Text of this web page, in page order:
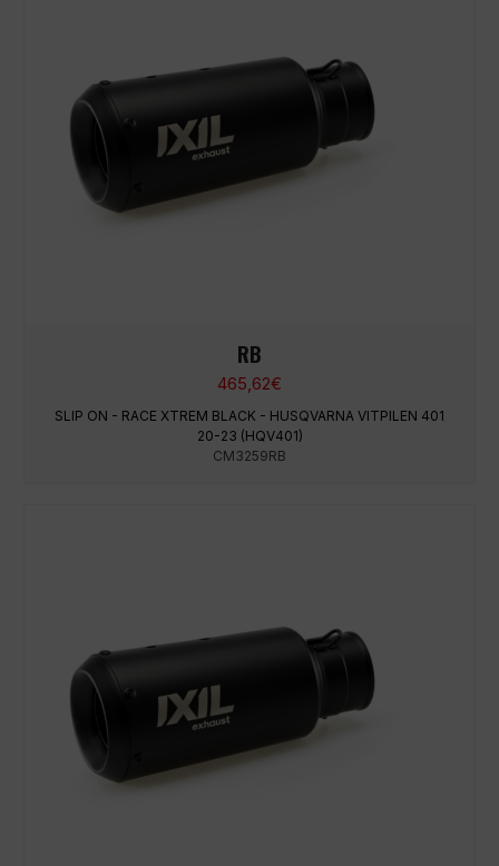
RB
465,62€
SLIP ON - RACE XTREM BLACK - HUSQVARNA VITPILEN 401
20-23 (HQV401)
CM3259RB